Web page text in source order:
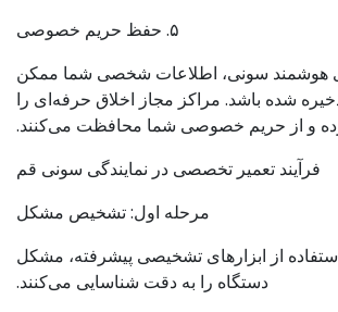
۵. حفظ حریم خصوصی
هوشمند سونی، اطلاعات شخصی شما ممکن
شده باشد. مراکز مجاز اخلاق حرفه‌ای را
و از حریم خصوصی شما محافظت می‌کنند.
فرآیند تعمیر تخصصی در نمایندگی سونی قم
مرحله اول: تشخیص مشکل
از ابزارهای تشخیصی پیشرفته، مشکل
دستگاه را به دقت شناسایی می‌کنند.